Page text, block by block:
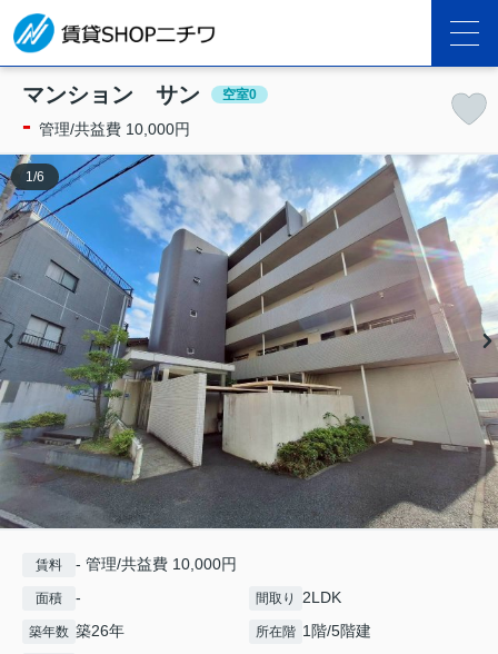
マンション サン 空室0
- 管理/共益費 10,000円
1 /6
賃料 - 管理/共益費 10,000円
面積 - 間取り 2LDK
築年数 築26年 所在階 1階/5階建